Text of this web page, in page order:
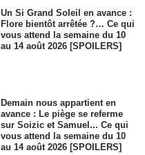
Un Si Grand Soleil en avance :
Flore bientôt arrêtée ?… Ce qui
vous attend la semaine du 10
au 14 août 2026 [SPOILERS]
Demain nous appartient en
avance : Le piège se referme
sur Soizic et Samuel... Ce qui
vous attend la semaine du 10
au 14 août 2026 [SPOILERS]